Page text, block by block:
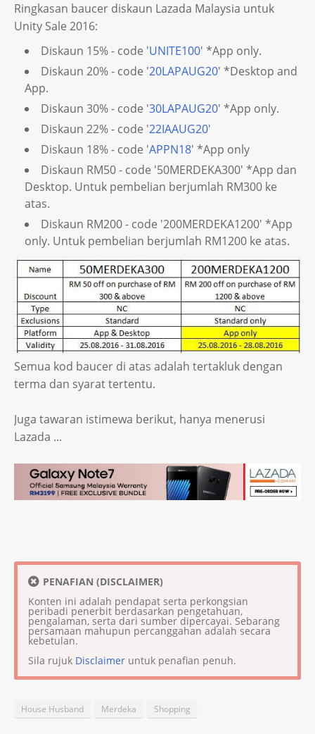
Ringkasan baucer diskaun Lazada Malaysia untuk
Unity Sale 2016:
Diskaun 15% - code 'UNITE100' *App only.
Diskaun 20% - code '20LAPAUG20' *Desktop and
App.
Diskaun 30% - code '30LAPAUG20' *App only.
Diskaun 22% - code '22IAAUG20'
Diskaun 18% - code 'APPN18' *App only
Diskaun RM50 - code '50MERDEKA300' *App dan
Desktop. Untuk pembelian berjumlah RM300 ke
atas.
Diskaun RM200 - code '200MERDEKA1200' *App
only. Untuk pembelian berjumlah RM1200 ke atas.
Semua kod baucer di atas adalah tertakluk dengan
terma dan syarat tertentu.
Juga tawaran istimewa berikut, hanya menerusi
Lazada ...
PENAFIAN (DISCLAIMER)
Konten ini adalah pendapat serta perkongsian
peribadi penerbit berdasarkan pengetahuan,
pengalaman, serta dari sumber dipercayai. Sebarang
persamaan mahupun percanggahan adalah secara
kebetulan.
Sila rujuk Disclaimer untuk penafian penuh.
House Husband Merdeka Shopping